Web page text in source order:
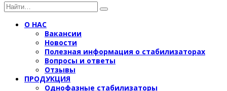
Search
for:
О НАС
Вакансии
Новости
Полезная информация о стабилизаторах
Вопросы и ответы
Отзывы
ПРОДУКЦИЯ
Однофазные стабилизаторы